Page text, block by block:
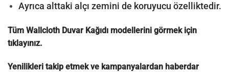
Ayrıca alttaki alçı zemini de koruyucu özelliktedir.
Tüm Wallcloth Duvar Kağıdı modellerini görmek için
tıklayınız.
Yenilikleri takip etmek ve kampanyalardan haberdar